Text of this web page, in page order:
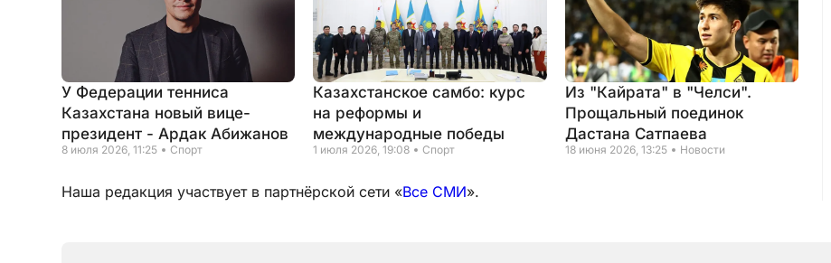
У Федерации тенниса
Казахстана новый вице-
президент - Ардак Абижанов
8 июля 2026, 11:25 Спорт
Казахстанское самбо: курс
на реформы и
международные победы
1 июля 2026, 19:08 Спорт
Из "Кайрата" в "Челси".
Прощальный поединок
Дастана Сатпаева
18 июня 2026, 13:25 Новости
Наша редакция участвует в партнёрской сети «Все СМИ».